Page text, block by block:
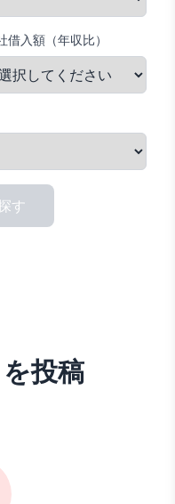
借入額（年収比）
す
投稿